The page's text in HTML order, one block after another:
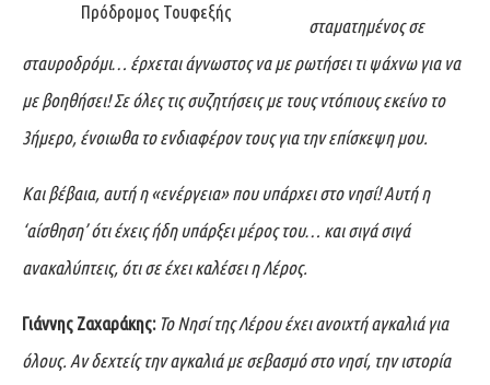
Πρόδρομος Τουφεξής
σταματημένος σε
σταυροδρόμι… έρχεται άγνωστος να με ρωτήσει τι ψάχνω για να
με βοηθήσει! Σε όλες τις συζητήσεις με τους ντόπιους εκείνο το
3ήμερο, ένοιωθα το ενδιαφέρον τους για την επίσκεψη μου.
Και βέβαια, αυτή η «ενέργεια» που υπάρχει στο νησί! Αυτή η
‘αίσθηση’ ότι έχεις ήδη υπάρξει μέρος του… και σιγά σιγά
ανακαλύπτεις, ότι σε έχει καλέσει η Λέρος.
Γιάννης Ζαχαράκης:Το Νησί της Λέρου έχει ανοιχτή αγκαλιά για
όλους. Αν δεχτείς την αγκαλιά με σεβασμό στο νησί, την ιστορία